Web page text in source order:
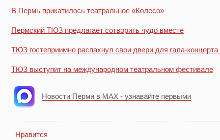
В Пермь прикатилось театральное «Колесо»
Пермский ТЮЗ предлагает сотворить чудо вместе
ТЮЗ гостеприимно распахнул свои двери для гала-
ТЮЗ выступит на международном театральном фестивале
Новости Перми в MAX - узнавайте первыми
Нравится